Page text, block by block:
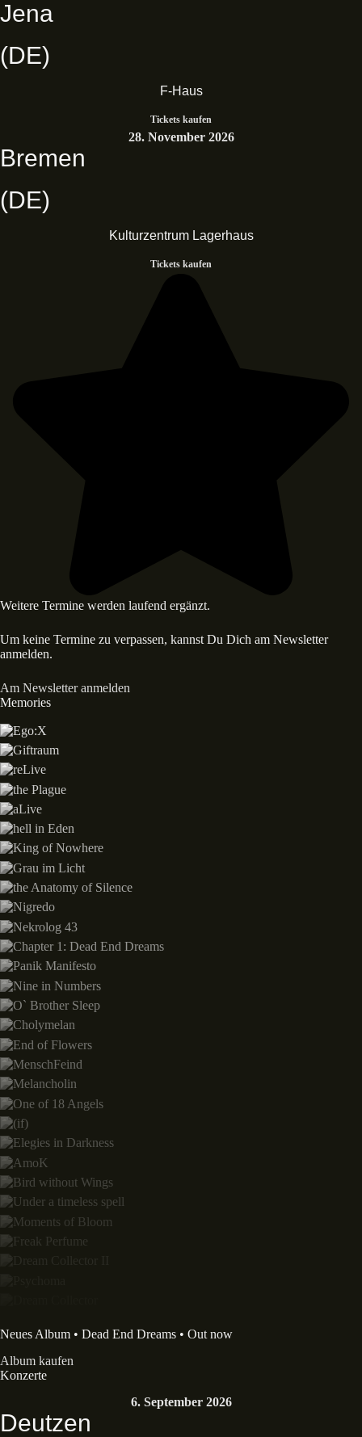
Jena
(DE)
F-Haus
Tickets kaufen
28. November 2026
Bremen
(DE)
Kulturzentrum Lagerhaus
Tickets kaufen
Weitere Termine werden laufend ergänzt.
Um keine Termine zu verpassen, kannst Du Dich am Newsletter
anmelden.
Am Newsletter anmelden
Memories
Neues Album • Dead End Dreams • Out now
Album kaufen
Konzerte
6. September 2026
Deutzen